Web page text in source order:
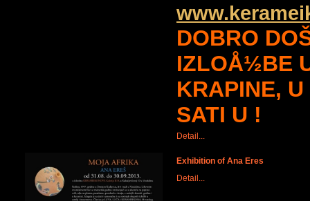
DOBRO
IZLOÅ½BE
KRAPINE,
SATI U !
Detail...
Exhibition of Ana Eres
Detail...